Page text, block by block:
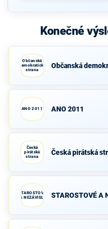
Konečné
Občanská
demokratická
strana
Občanská
ANO 2011 ANO 2011
Česká
pirátská
strana
Česká pirátská
STAROSTOVÉ
A NEZÁVISLÍ
STAROSTOVÉ A